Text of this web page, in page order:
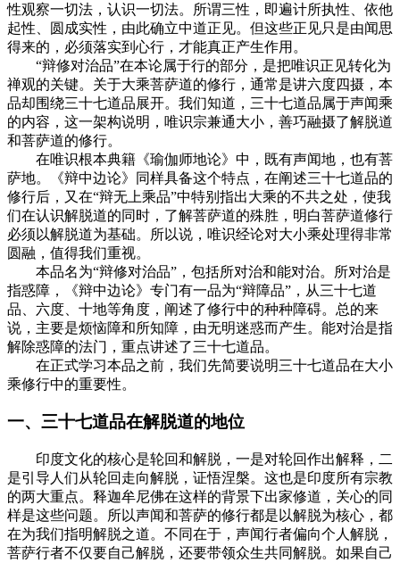
性观察一切法，认识一切法。所谓三性，即遍计所执性、依他
起性、圆成实性，由此确立中道正见。但这些正见只是由闻思
得来的，必须落实到心行，才能真正产生作用。
“辩修对治品”在本论属于行的部分，是把唯识正见转化为
禅观的关键。关于大乘菩萨道的修行，通常是讲六度四摄，本
品却围绕三十七道品展开。我们知道，三十七道品属于声闻乘
的内容，这一架构说明，唯识宗兼通大小，善巧融摄了解脱道
和菩萨道的修行。
在唯识根本典籍《瑜伽师地论》中，既有声闻地，也有菩
萨地。《辩中边论》同样具备这个特点，在阐述三十七道品的
修行后，又在“辩无上乘品”中特别指出大乘的不共之处，使我
们在认识解脱道的同时，了解菩萨道的殊胜，明白菩萨道修行
必须以解脱道为基础。所以说，唯识经论对大小乘处理得非常
圆融，值得我们重视。
本品名为“辩修对治品”，包括所对治和能对治。所对治是
指惑障，《辩中边论》专门有一品为“辩障品”，从三十七道
品、六度、十地等角度，阐述了修行中的种种障碍。总的来
说，主要是烦恼障和所知障，由无明迷惑而产生。能对治是指
解除惑障的法门，重点讲述了三十七道品。
在正式学习本品之前，我们先简要说明三十七道品在大小
乘修行中的重要性。
一、三十七道品在解脱道的地位
印度文化的核心是轮回和解脱，一是对轮回作出解释，二
是引导人们从轮回走向解脱，证悟涅槃。这也是印度所有宗教
的两大重点。释迦牟尼佛在这样的背景下出家修道，关心的同
样是这些问题。所以声闻和菩萨的修行都是以解脱为核心，都
在为我们指明解脱之道。不同在于，声闻行者偏向个人解脱，
菩萨行者不仅要自己解脱，还要带领众生共同解脱。如果自己